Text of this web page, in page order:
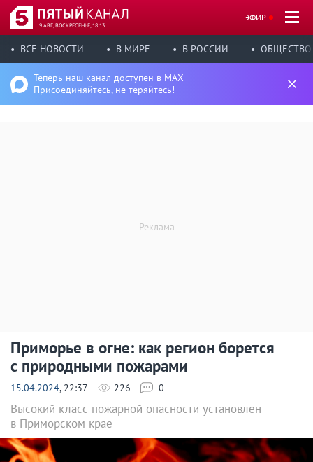
9 АВГ, ВОСКРЕСЕНЬЕ, 18:13
ЭФИР
ВСЕ НОВОСТИ В МИРЕ В РОССИИ ОБЩЕСТВО
Теперь наш канал доступен в MAX
Присоединяйтесь, не теряйтесь!
Приморье в огне: как регион борется
с природными пожарами
15.04.2024, 22:37 226 0
Высокий класс пожарной опасности установлен
в Приморском крае